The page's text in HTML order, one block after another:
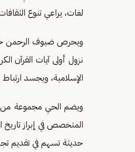
لغات، يراعي تنوع
ويحرص ضيوف الرحمن
نزول أولى آيات القرآن
الإسلامية، ويجسد
ويضم الحي مجموعة من
المتخصص في إبراز
حديثة تسهم في تقديم